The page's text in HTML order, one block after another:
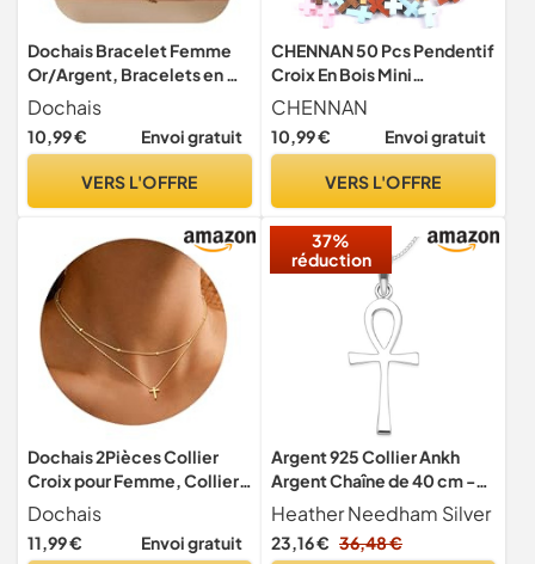
Dochais Bracelet Femme
Or/Argent, Bracelets en Or
Plaqué 14K, Réglable
Chaîne Doré Croix pour
Filles Femmes
Dochais
10,99 € Envoi gratuit
VERS L'OFFRE
CHENNAN 50 Pcs Pendentif
Croix En Bois Mini
Breloques Croix Breloques
Perles DIY Charmes pour
Baptême, Communion et
Aléatoire)
CHENNAN
10,99 € Envoi gratuit
VERS L'OFFRE
Dochais 2Pièces Collier
Croix pour Femme, Collier
Croix Plaqué Or 14 Carats
Dochais
11,99 € Envoi gratuit
37%
réduction
Argent 925 Collier Ankh
Argent Chaîne de 40 cm -
Pendentif Croix - Taille: 30
x 10 mm - coffret cadeau -
8033/8500
Heather Needham Silver
23,16 € 36,48 €